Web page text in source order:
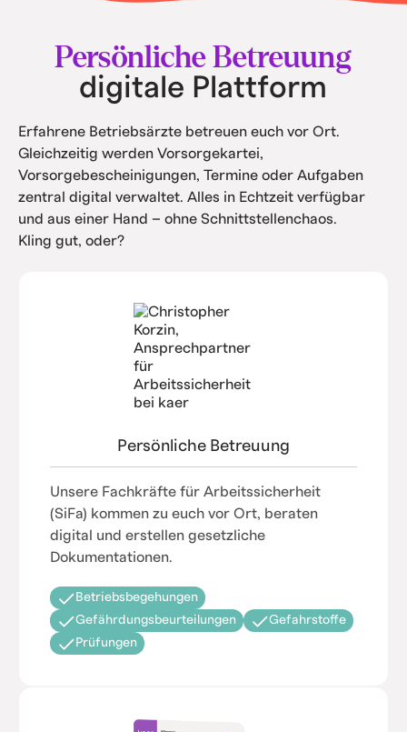
und Service.
Persönliche Betreuung
digitale Plattform
Erfahrene Betriebsärzte betreuen euch vor Ort.
Gleichzeitig werden Vorsorgekartei,
Vorsorgebescheinigungen, Termine oder Aufgaben
zentral digital verwaltet. Alles in Echtzeit verfügbar
und aus einer Hand – ohne Schnittstellenchaos.
Kling gut, oder?
Persönliche Betreuung
Unsere Fachkräfte für Arbeitssicherheit
(SiFa) kommen zu euch vor Ort, beraten
digital und erstellen gesetzliche
Dokumentationen.
Betriebsbegehungen
Gefährdungsbeurteilungen
Gefahrstoffe
Prüfungen